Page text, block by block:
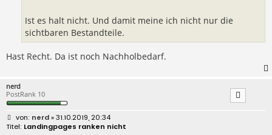
Ist es halt nicht. Und damit meine ich nicht nur die
sichtbaren Bestandteile.
Hast Recht. Da ist noch Nachholbedarf.
nerd
PostRank 10
B
e
nerd» 31.10.2019, 20:34
Landingpages ranken nicht